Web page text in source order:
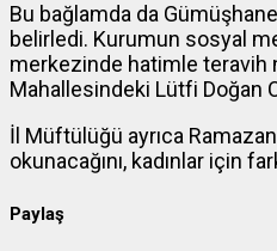
Bu bağlamda da
belirledi. Kurumun sosyal
merkezinde hatimle teravih
Mahallesindeki Lütfi Doğan
İl Müftülüğü ayrıca
okunacağını, kadınlar için
Paylaş